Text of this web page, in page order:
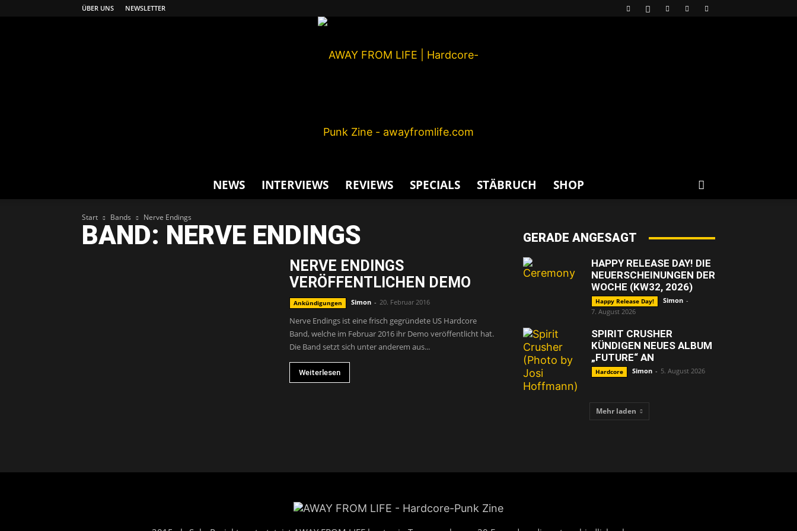
ÜBER UNS NEWSLETTER
FROM
NEWS INTERVIEWS REVIEWS SPECIALS STÄBRUCH SHOP
Start Bands Nerve Endings
BAND: NERVE ENDINGS
NERVE ENDINGS
VERÖFFENTLICHEN DEMO
Ankündigungen Simon - 20. Februar 2016
Nerve Endings ist eine frisch gegründete US Hardcore
Band, welche im Februar 2016 ihr Demo veröffentlicht hat.
Die Band setzt sich unter anderem aus...
Weiterlesen
GERADE ANGESAGT
HAPPY RELEASE DAY! DIE
NEUERSCHEINUNGEN DER
WOCHE (KW32, 2026)
Happy Release Day! Simon -
7. August 2026
SPIRIT CRUSHER
KÜNDIGEN NEUES ALBUM
„FUTURE“ AN
Hardcore Simon - 5. August 2026
Mehr laden